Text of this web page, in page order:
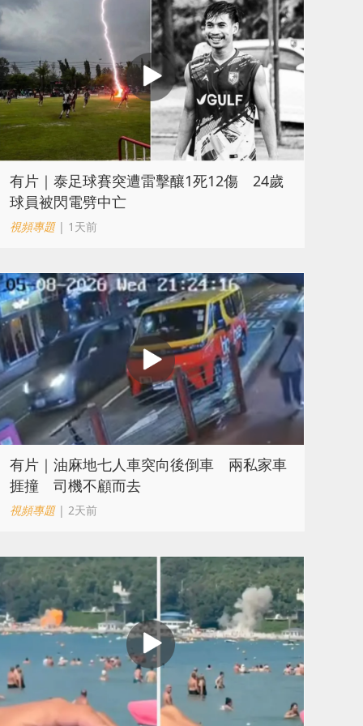
有片｜泰足球賽突遭雷擊釀1死12傷 24歲
球員被閃電劈中亡
視頻專題| 1天前
有片｜油麻地七人車突向後倒車 兩私家車
捱撞 司機不顧而去
視頻專題| 2天前